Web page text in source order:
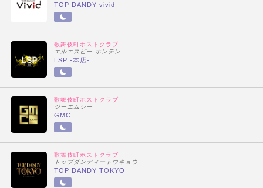
TOP DANDY vivid
歌舞伎町ホストクラブ
エルエスピー ホンテン
LSP -本店-
歌舞伎町ホストクラブ
ジーエムシー
GMC
歌舞伎町ホストクラブ
トップダンディートウキョウ
TOP DANDY TOKYO